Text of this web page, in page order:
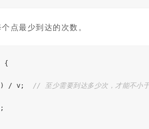
点最少到达的次数。
{
) / v;
// 至少需要到达多少次，才能不小
;